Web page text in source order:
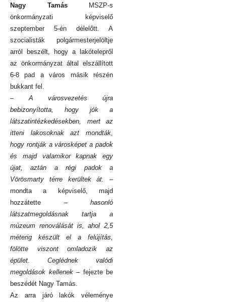
Nagy TamásMSZP-s
önkormányzati képviselő
szeptember 5-én délelőtt. A
szocialisták polgármesterjelöltje
arról beszélt, hogy a lakótelepről
az önkormányzat által elszállított
6-8 pad a város másik részén
bukkant fel.
– A városvezetés újra
bebizonyította, hogy jók a
látszatintézkedésekben, mert az
itteni lakosoknak azt mondták,
hogy rontják a városképet a padok
és majd valamikor kapnak egy
újat, aztán a régi padok a
Vörösmarty térre kerültek át.
–
mondta a képviselő, majd
hozzátette – hasonló
látszatmegoldásnak tartja a
múzeum renoválását is, ahol 2,5
méterig készült el a felújítás,
fölötte viszont omladozik az
épület. Ceglédnek valódi
megoldások kellenek –fejezte be
beszédét Nagy Tamás.
Az arra járó lakók véleménye